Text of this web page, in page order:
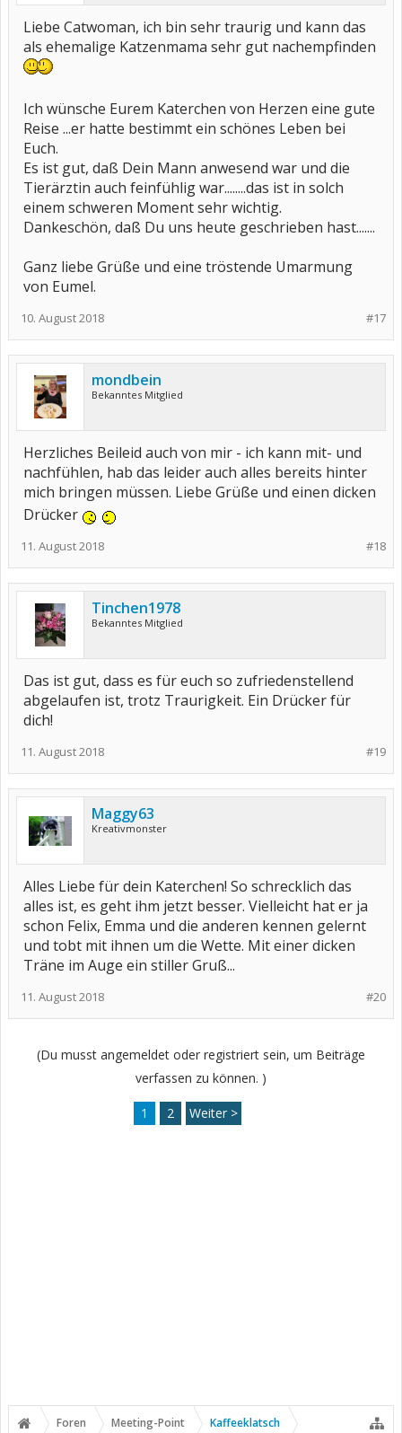
Liebe Catwoman, ich bin sehr traurig und kann das
als ehemalige Katzenmama sehr gut nachempfinden
Ich wünsche Eurem Katerchen von Herzen eine gute
Reise ...er hatte bestimmt ein schönes Leben bei
Euch.
Es ist gut, daß Dein Mann anwesend war und die
Tierärztin auch feinfühlig war........das ist in solch
einem schweren Moment sehr wichtig.
Dankeschön, daß Du uns heute geschrieben hast.......
Ganz liebe Grüße und eine tröstende Umarmung
von Eumel.
#17
10. August 2018
mondbein
Bekanntes Mitglied
Herzliches Beileid auch von mir - ich kann mit- und
nachfühlen, hab das leider auch alles bereits hinter
mich bringen müssen. Liebe Grüße und einen dicken
Drücker
#18
11. August 2018
Tinchen1978
Bekanntes Mitglied
Das ist gut, dass es für euch so zufriedenstellend
abgelaufen ist, trotz Traurigkeit. Ein Drücker für
dich!
#19
11. August 2018
Maggy63
Kreativmonster
Alles Liebe für dein Katerchen! So schrecklich das
alles ist, es geht ihm jetzt besser. Vielleicht hat er ja
schon Felix, Emma und die anderen kennen gelernt
und tobt mit ihnen um die Wette. Mit einer dicken
Träne im Auge ein stiller Gruß...
#20
11. August 2018
(Du musst angemeldet oder registriert sein, um Beiträge
verfassen zu können. )
1 2 Weiter >
Foren Meeting-Point Kaffeeklatsch